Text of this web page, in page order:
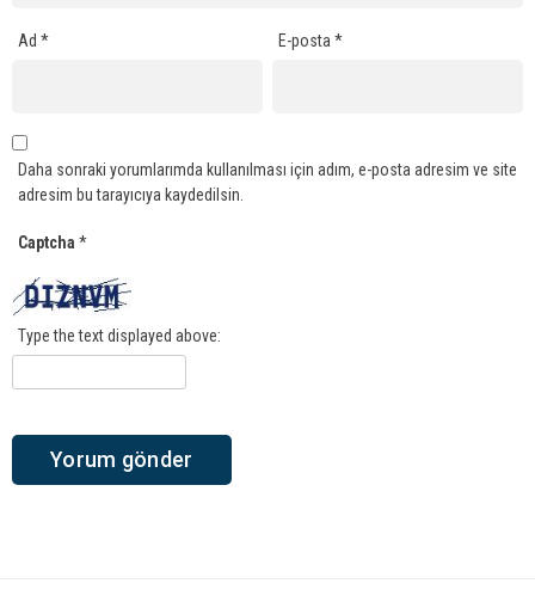
Ad * E-posta*
Daha sonraki yorumlarımda kullanılması için adım, e-posta adresim ve site
adresim bu tarayıcıya kaydedilsin.
Captcha *
Type the text displayed above: